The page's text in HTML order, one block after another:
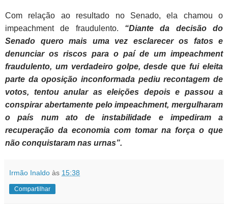
Com relação ao resultado no Senado, ela chamou o
impeachment de fraudulento. “Diante da decisão do
Senado quero mais uma vez esclarecer os fatos e
denunciar os riscos para o paí de um impeachment
fraudulento, um verdadeiro golpe, desde que fui eleita
parte da oposição inconformada pediu recontagem de
votos, tentou anular as eleições depois e passou a
conspirar abertamente pelo impeachment, mergulharam
o país num ato de instabilidade e impediram a
recuperação da economia com tomar na força o que
não conquistaram nas urnas”.
Irmão Inaldo às 15:38
Compartilhar